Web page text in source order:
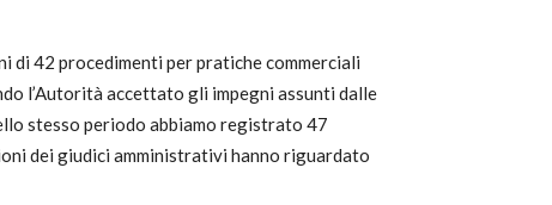
di 42 procedimenti per pratiche commerciali
l’Autorità accettato gli impegni assunti dalle
stesso periodo abbiamo registrato 47
dei giudici amministrativi hanno riguardato